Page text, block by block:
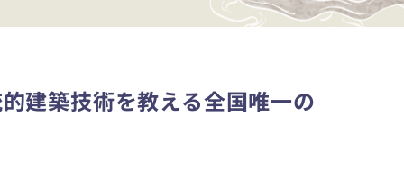
建築技術を教える全国唯一の